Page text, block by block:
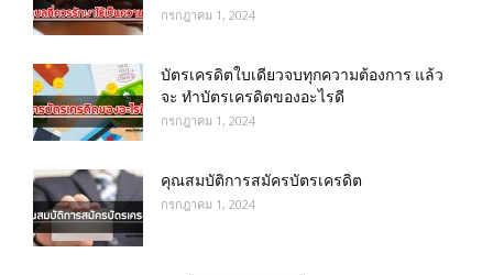
กรกฎาคม 1, 2024
บัตรเครดิตใบเดียวจบทุกความต้องการ แล้ว
จะ ทำบัตรเครดิตของอะไรดี
กรกฎาคม 1, 2024
คุณสมบัติการสมัครบัตรเครดิต
กรกฎาคม 1, 2024